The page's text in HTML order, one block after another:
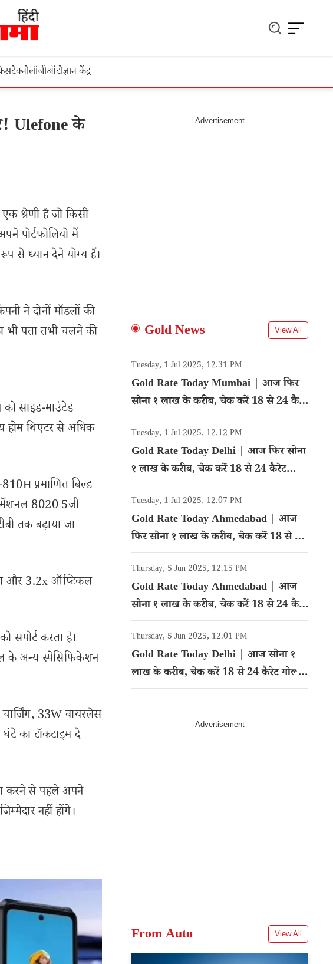
टेक्नोलॉजीऑटोज्ञान केंद्र
Ulefone के
श्रेणी है जो किसी
पोर्टफोलियो में
से ध्यान देने योग्य हैं।
ने दोनों मॉडलों की
भी पता तभी चलने की
साइड-माउंटेड
होम थिएटर से अधिक
प्रमाणित बिल्ड
8020 5जी
तक बढ़ाया जा
और 3.2x ऑप्टिकल
सपोर्ट करता है।
के अन्य स्पेसिफिकेशन
33W वायरलेस
घंटे का टॉकटाइम दे
करने से पहले अपने
नहीं होंगे।
Gold News View All
Tuesday, 1 Jul 2025, 12.31 PM
Gold Rate Today Mumbai | आज फिर
सोना १ लाख के करीब, चेक करें 18 से 24 कैरेट
गोल्ड का रेट
Tuesday, 1 Jul 2025, 12.12 PM
Gold Rate Today Delhi | आज फिर सोना
१ लाख के करीब, चेक करें 18 से 24 कैरेट
गोल्ड का रेट
Tuesday, 1 Jul 2025, 12.07 PM
Gold Rate Today Ahmedabad | आज
फिर सोना १ लाख के करीब, चेक करें 18 से 24
कैरेट गोल्ड का रेट
Thursday, 5 Jun 2025, 12.15 PM
Gold Rate Today Ahmedabad | आज
सोना १ लाख के करीब, चेक करें 18 से 24 कैरेट
गोल्ड का रेट
Thursday, 5 Jun 2025, 12.01 PM
Gold Rate Today Delhi | आज सोना १
लाख के करीब, चेक करें 18 से 24 कैरेट गोल्ड
का रेट
From Auto View All